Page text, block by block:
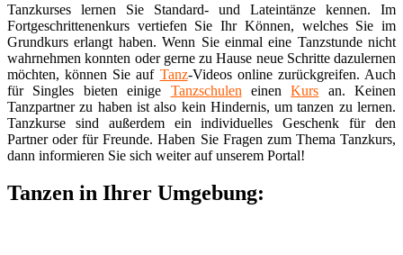
Tanzkurses lernen Sie Standard- und Lateintänze kennen. Im
Fortgeschrittenenkurs vertiefen Sie Ihr Können, welches Sie im
Grundkurs erlangt haben. Wenn Sie einmal eine Tanzstunde nicht
wahrnehmen konnten oder gerne zu Hause neue Schritte dazulernen
möchten, können Sie auf Tanz-Videos online zurückgreifen. Auch
für Singles bieten einige Tanzschulen einenKurs an. Keinen
Tanzpartner zu haben ist also kein Hindernis, um tanzen zu lernen.
Tanzkurse sind außerdem ein individuelles Geschenk für den
Partner oder für Freunde. Haben Sie Fragen zum Thema Tanzkurs,
dann informieren Sie sich weiter auf unserem Portal!
Tanzen in Ihrer Umgebung: